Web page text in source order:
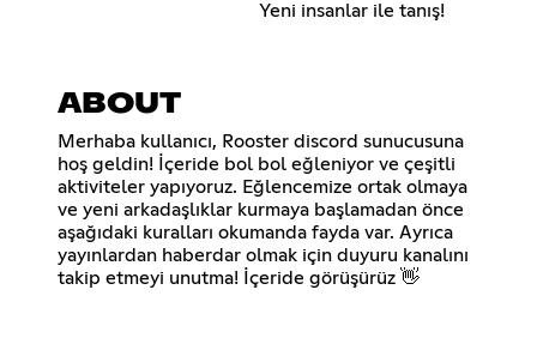
Yeni insanlar ile tanış!
ABOUT
Merhaba kullanıcı, Rooster discord sunucusuna
hoş geldin! İçeride bol bol eğleniyor ve çeşitli
aktiviteler yapıyoruz. Eğlencemize ortak olmaya
ve yeni arkadaşlıklar kurmaya başlamadan önce
aşağıdaki kuralları okumanda fayda var. Ayrıca
yayınlardan haberdar olmak için duyuru kanalını
takip etmeyi unutma! İçeride görüşürüz 👋